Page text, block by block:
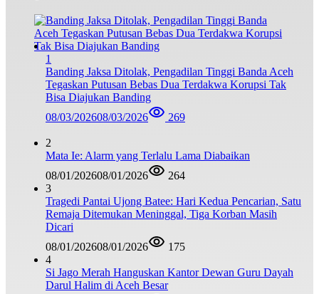
1
Banding Jaksa Ditolak, Pengadilan Tinggi Banda Aceh
Tegaskan Putusan Bebas Dua Terdakwa Korupsi Tak
Bisa Diajukan Banding
08/03/202608/03/2026 269
2
Mata Ie: Alarm yang Terlalu Lama Diabaikan
08/01/202608/01/2026
264
3
Tragedi Pantai Ujong Batee: Hari Kedua Pencarian, Satu
Remaja Ditemukan Meninggal, Tiga Korban Masih
Dicari
08/01/202608/01/2026
175
4
Si Jago Merah Hanguskan Kantor Dewan Guru Dayah
Darul Halim di Aceh Besar